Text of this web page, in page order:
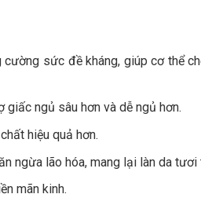
sức đề kháng, giúp cơ thể
giấc ngủ sâu hơn và dễ ngủ hơn.
hiệu quả hơn.
ngừa lão hóa, mang lại làn da tươi
mãn kinh.